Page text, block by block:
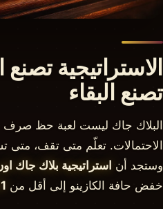
الاستراتيجية تصنع
تصنع البقاء
البلاك جاك ليست لعبة حظ صرف
الاحتمالات. تعلّم متى تقف،
وستجد أن استراتيجية بلاك جاك
خفض حافة الكازينو إلى أقل من 1%